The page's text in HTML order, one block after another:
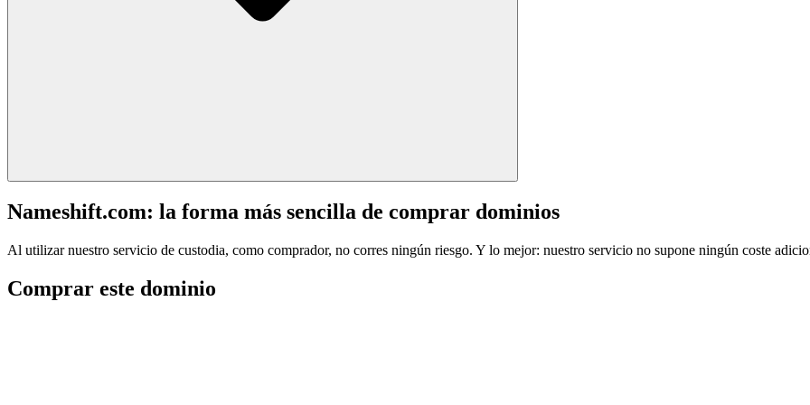
Nameshift.com: la forma más sencilla de comprar dominios
Al utilizar nuestro servicio de custodia, como comprador, no corres ningún riesgo. Y lo mejor: nuestro servicio no supone ningún coste
Comprar este dominio